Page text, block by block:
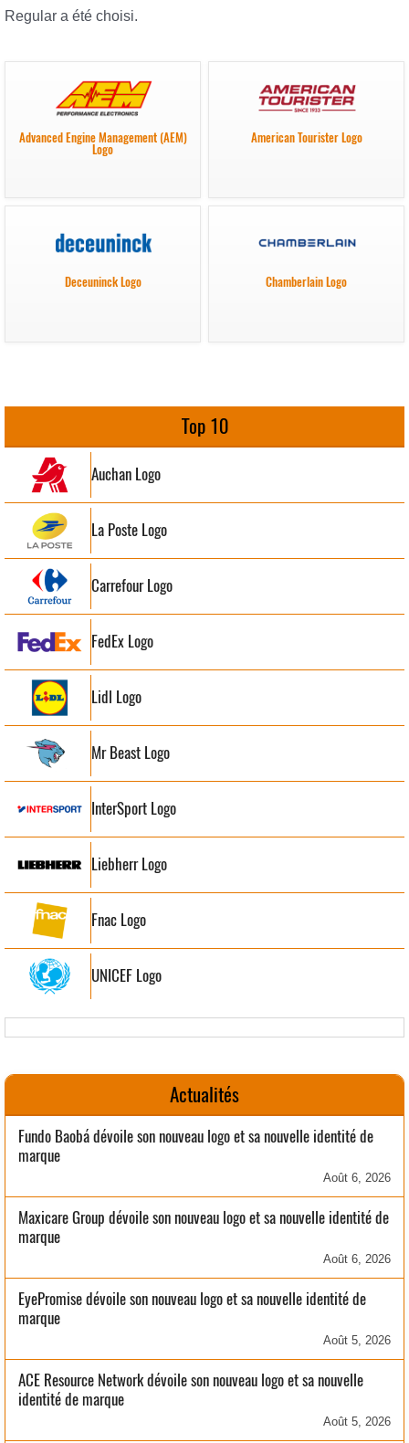
Regular a été choisi.
Advanced Engine Management (AEM)
Logo
American Tourister Logo
Deceuninck Logo Chamberlain Logo
Top 10
Auchan Logo
La Poste Logo
Carrefour Logo
FedEx Logo
Lidl Logo
Mr Beast Logo
InterSport Logo
Liebherr Logo
Fnac Logo
UNICEF Logo
Actualités
Fundo Baobá dévoile son nouveau logo et sa nouvelle identité de
marque
Août 6, 2026
Maxicare Group dévoile son nouveau logo et sa nouvelle identité de
marque
Août 6, 2026
EyePromise dévoile son nouveau logo et sa nouvelle identité de
marque
Août 5, 2026
ACE Resource Network dévoile son nouveau logo et sa nouvelle
identité de marque
Août 5, 2026